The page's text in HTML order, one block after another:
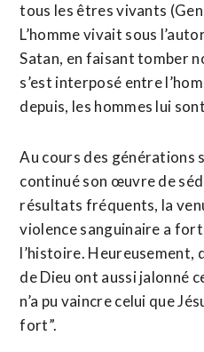
tous les êtres vivants
L’homme vivait sous
Satan, en faisant tomber
s’est interposé entre
depuis, les hommes lui
Au cours des générations
continué son œuvre de
résultats fréquents, la
violence sanguinaire a
l’histoire. Heureusement,
de Dieu ont aussi jalonné
n’a pu vaincre celui que
fort”.